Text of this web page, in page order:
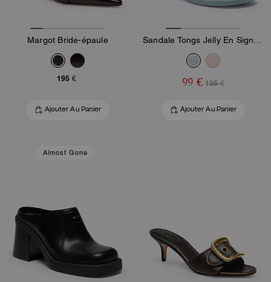
Margot Bride-épaule
195 €
Ajouter Au Panier
99 € 135 €
Ajouter Au Panier
Almost Gone